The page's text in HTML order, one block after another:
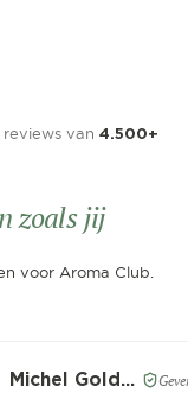
reviews van 4.500+
zoals jij
voor Aroma Club.
Michel Goldbach